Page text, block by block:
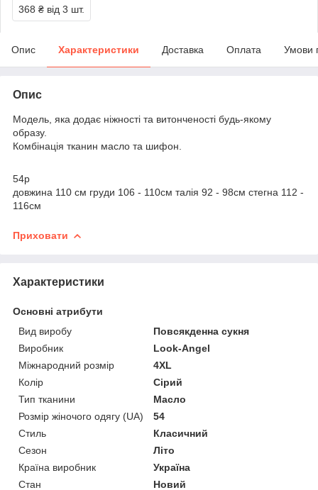
368 ₴ від 3 шт.
Опис Характеристики Доставка Оплата Умови
Опис
Модель, яка додає ніжності та витонченості будь-якому
образу.
Комбінація тканин масло та шифон.
54р
довжина 110 см груди 106 - 110см талія 92 - 98см стегна 112 -
116см
Приховати
Характеристики
Основні атрибути
Вид виробу
Повсякденна сукня
Виробник
Look-Angel
Міжнародний розмір
4XL
Колір
Сірий
Тип тканини
Масло
Розмір жіночого одягу (UA)
54
Стиль
Класичний
Сезон
Літо
Країна виробник
Україна
Стан
Новий